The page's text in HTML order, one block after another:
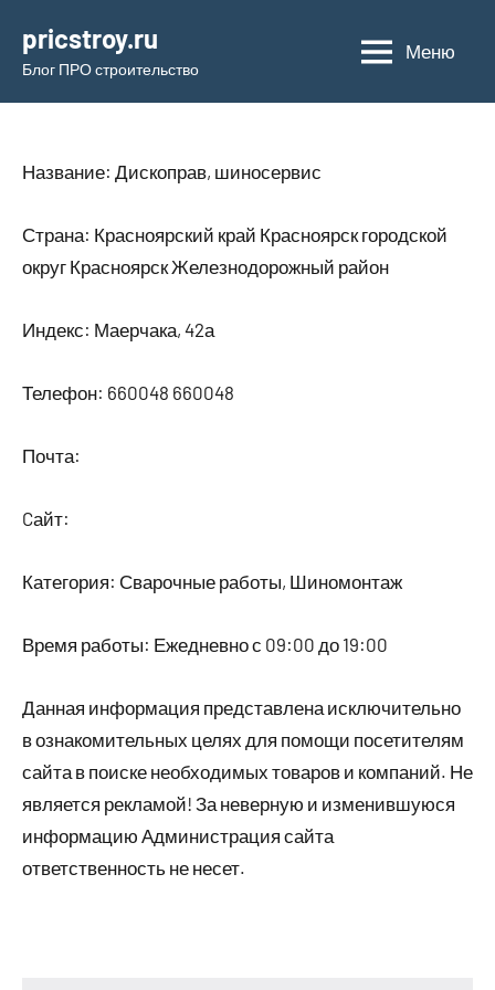
содержимому
pricstroy.ru
Блог ПРО строительство
Меню
Название: Дископрав, шиносервис
Страна: Красноярский край Красноярск городской
округ Красноярск Железнодорожный район
Индекс: Маерчака, 42а
Телефон: 660048 660048
Почта:
Cайт:
Категория: Сварочные работы, Шиномонтаж
Время работы: Ежедневно с 09:00 до 19:00
Данная информация представлена исключительно
в ознакомительных целях для помощи посетителям
сайта в поиске необходимых товаров и компаний. Не
является рекламой! За неверную и изменившуюся
информацию Администрация сайта
ответственность не несет.